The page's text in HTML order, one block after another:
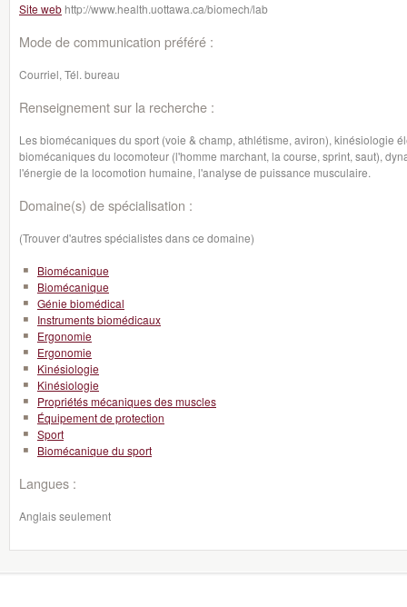
Site web http://www.health.uottawa.ca/biomech/lab
Mode de communication préféré :
Courriel, Tél. bureau
Renseignement sur la recherche :
Les biomécaniques du sport (voie & champ, athlétisme, aviron), kinésiologie
biomécaniques du locomoteur (l'homme marchant, la course, sprint, saut),
l'énergie de la locomotion humaine, l'analyse de puissance musculaire.
Domaine(s) de spécialisation :
(Trouver d'autres spécialistes dans ce domaine)
Biomécanique
Biomécanique
Génie biomédical
Instruments biomédicaux
Ergonomie
Ergonomie
Kinésiologie
Kinésiologie
Propriétés mécaniques des muscles
Équipement de protection
Sport
Biomécanique du sport
Langues :
Anglais seulement